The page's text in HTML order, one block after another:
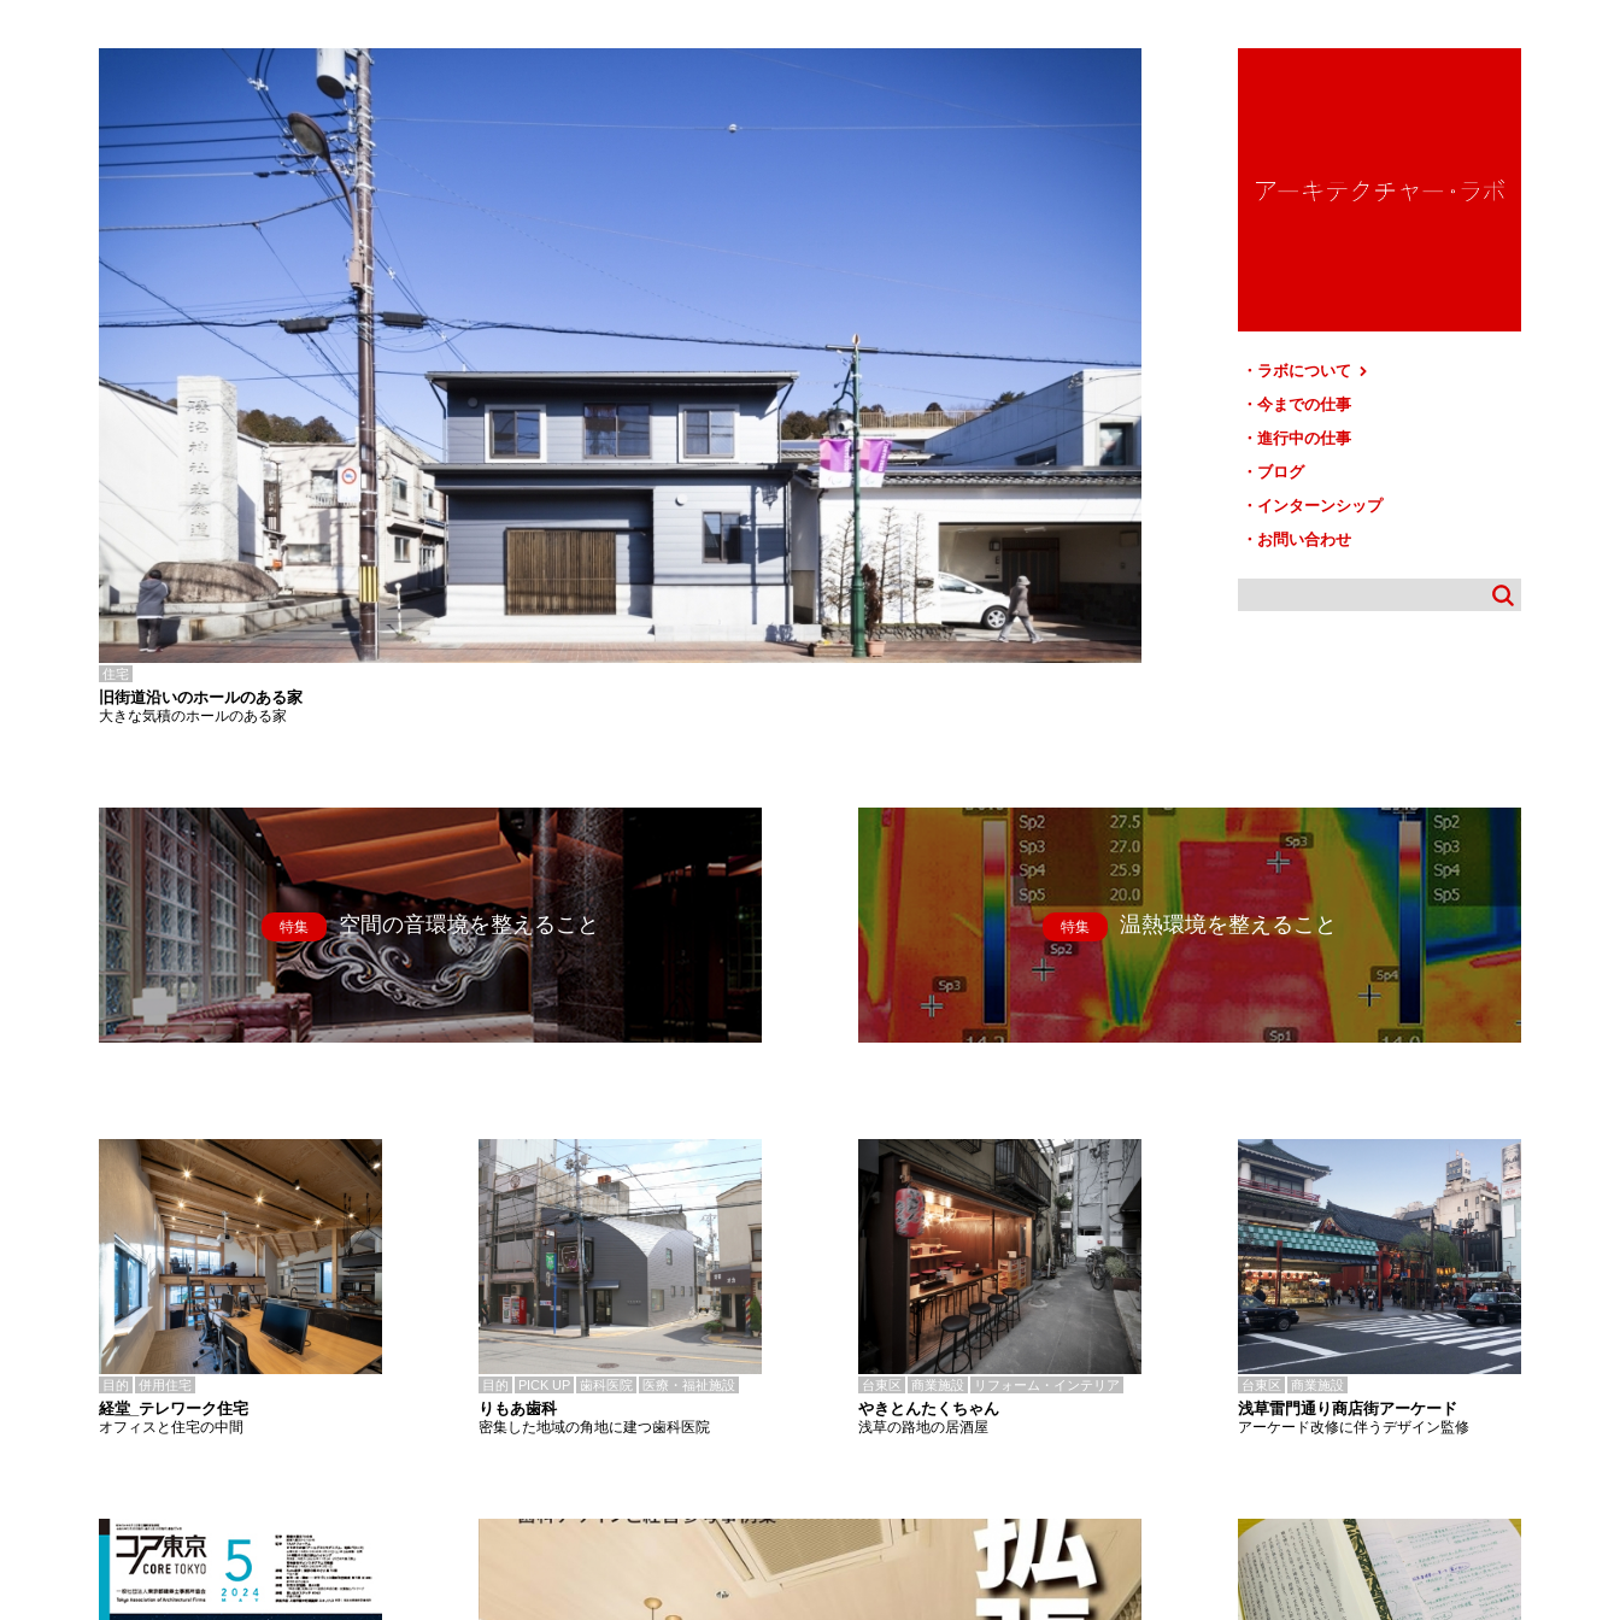
ラボについて
今までの仕事
進行中の仕事
ブログ
インターンシップ
お問い合わせ
住宅
旧街道沿いのホールのある家
大きな気積のホールのある家
特集 空間の音環境を整えること 特集 温熱環境を整えること
目的 併用住宅
経堂_テレワーク住宅
オフィスと住宅の中間
目的 PICK UP 歯科医院 医療・福祉施設
りもあ歯科
密集した地域の角地に建つ歯科医院
台東区 商業施設 リフォーム・インテリア
やきとんたくちゃん
浅草の路地の居酒屋
台東区 商業施設
浅草雷門通り商店街アーケード
アーケード改修に伴うデザイン監修